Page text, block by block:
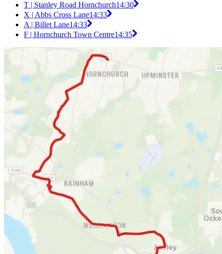
T | Stanley Road Hornchurch14:30
X | Abbs Cross Lane14:33
A | Billet Lane14:33
F | Hornchurch Town Centre14:35